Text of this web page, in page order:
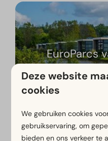
EuroParcs
Deze website
cookies
We gebruiken cookies
gebruikservaring, om
bieden en ons verkeer te